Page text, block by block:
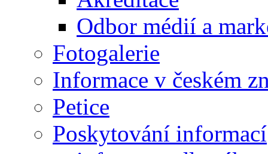
Odbor médií a
Fotogalerie
Informace v českém
Petice
Poskytování informací